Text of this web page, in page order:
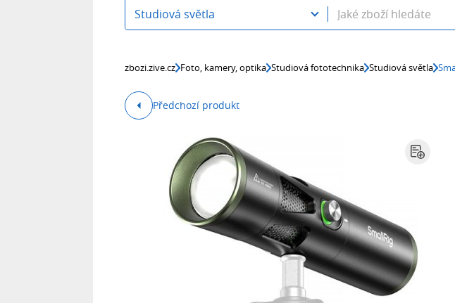
Studiová světla
zbozi.zive.cz Foto, kamery, optika Studiová fototechnika Studiová světla
Předchozí produkt